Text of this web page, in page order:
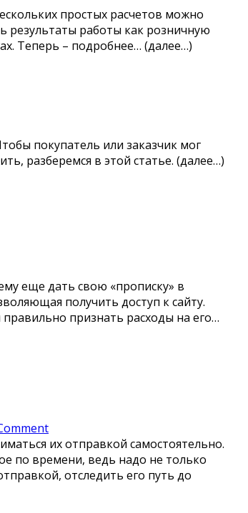
простых расчетов можно
результаты работы как розничную
Теперь – подробнее… (далее…)
покупатель или заказчик мог
разберемся в этой статье. (далее…)
еще дать свою «прописку» в
получить доступ к сайту.
признать расходы на его…
их отправкой самостоятельно.
по времени, ведь надо не только
отследить его путь до